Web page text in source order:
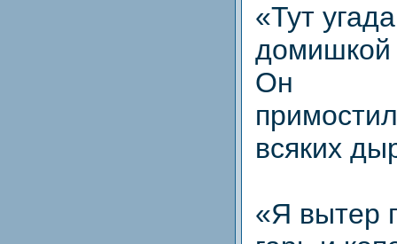
«Тут
домишкой
Он
всяких
«Я вытер